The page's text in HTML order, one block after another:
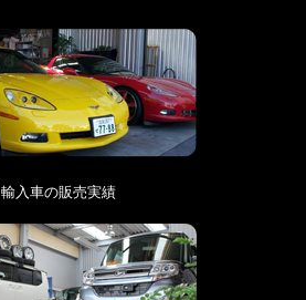
輸入車の販売実績